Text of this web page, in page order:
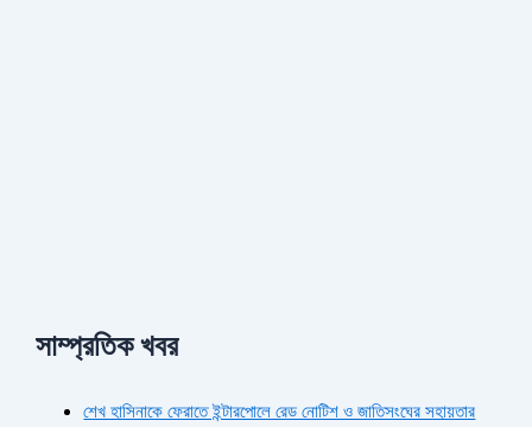
সাম্প্রতিক খবর
শেখ হাসিনাকে ফেরাতে ইন্টারপোলে রেড নোটিশ ও জাতিসংঘের সহায়তার